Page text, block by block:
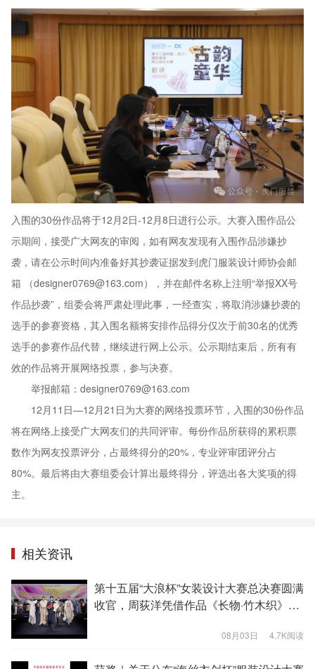
入围的30份作品将于12月2日-12月8日进行公示。大赛入围作品公
示期间，接受广大网友的审阅，如有网友发现有入围作品涉嫌抄
袭，请在公示时间内准备好其抄袭证据发到虎门服装设计师协会邮
箱 （designer0769@163.com），并在邮件名称上注明“举报XX号
作品抄袭”，组委会将严肃处理此事，一经查实，将取消涉嫌抄袭的
选手的参赛资格，其入围名额将安排作品得分仅次于前30名的优秀
选手的参赛作品代替，继续进行网上公示。公示期结束后，所有有
效的作品将开展网络投票，参与决赛。
举报邮箱：designer0769@163.com
12月11日—12月21日为大赛的网络投票环节，入围的30份作品
将在网络上接受广大网友们的共同评审。每份作品所获得的累积票
数作为网友投票评分，占最终得分的20%，专业评审团评分占
80%。最后将由大赛组委会计算出最终得分，评选出各大奖项的得
主。
相关资讯
第十五届“大浪杯”女装设计大赛总决赛圆满
收官，周荻洋凭借作品《长物·竹木织》拔
08月03日 4.7K阅读